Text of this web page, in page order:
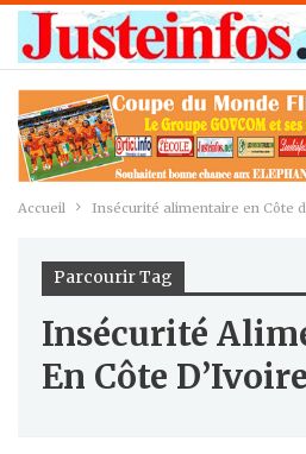
Accueil Insécurité alimentaire en Côte
Parcourir Tag
Insécurité
En Côte D’Ivoire